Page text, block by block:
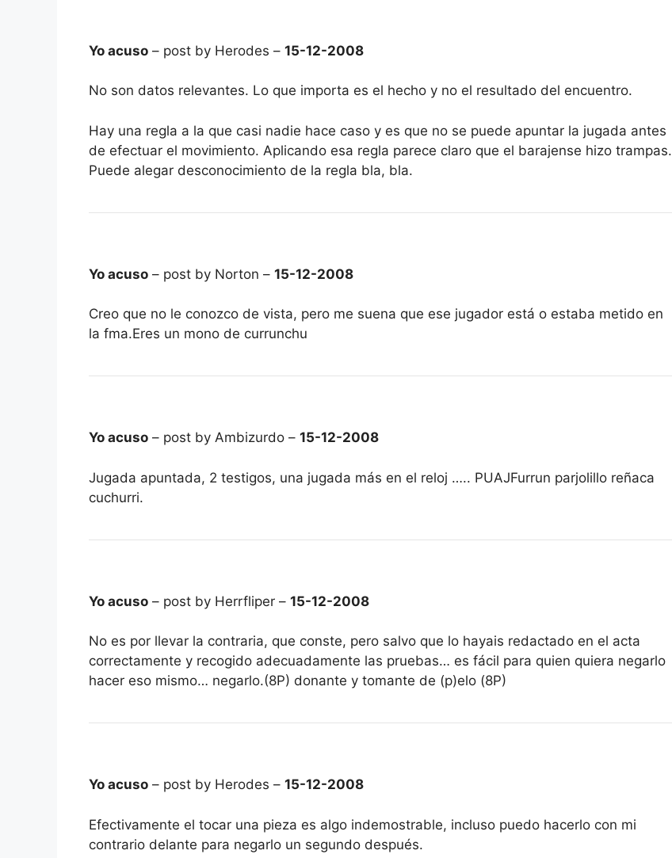
Yo acuso – post by Herodes – 15-12-2008
No son datos relevantes. Lo que importa es el hecho y no el resultado del encuentro.
Hay una regla a la que casi nadie hace caso y es que no se puede apuntar la jugada antes
de efectuar el movimiento. Aplicando esa regla parece claro que el barajense hizo trampas.
Puede alegar desconocimiento de la regla bla, bla.
Yo acuso – post by Norton – 15-12-2008
Creo que no le conozco de vista, pero me suena que ese jugador está o estaba metido en
la fma.Eres un mono de currunchu
Yo acuso – post by Ambizurdo – 15-12-2008
Jugada apuntada, 2 testigos, una jugada más en el reloj ….. PUAJFurrun parjolillo reñaca
cuchurri.
Yo acuso – post by Herrfliper – 15-12-2008
No es por llevar la contraria, que conste, pero salvo que lo hayais redactado en el acta
correctamente y recogido adecuadamente las pruebas… es fácil para quien quiera negarlo
hacer eso mismo… negarlo.(8P) donante y tomante de (p)elo (8P)
Yo acuso – post by Herodes – 15-12-2008
Efectivamente el tocar una pieza es algo indemostrable, incluso puedo hacerlo con mi
contrario delante para negarlo un segundo después.